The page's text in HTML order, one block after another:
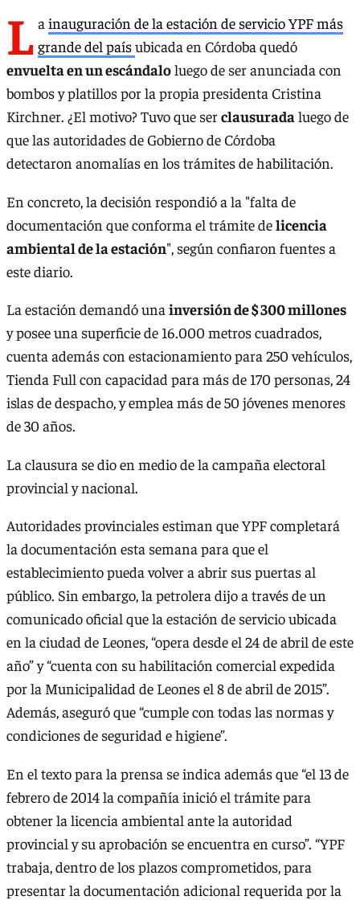
L a inauguración de la estación de servicio YPF más
grande del paísubicada en Córdoba quedó
envuelta en un escándaloluego de ser anunciada con
bombos y platillos por la propia presidenta Cristina
Kirchner. ¿El motivo? Tuvo que serclausuradaluego de
que las autoridades de Gobierno de Córdoba
detectaron anomalías en los trámites de habilitación.
En concreto, la decisión respondió a la "falta de
documentación que conforma el trámite delicencia
ambiental de la estación", según confiaron fuentes a
este diario.
La estación demandó una inversión de $ 300 millones
y posee una superficie de 16.000 metros cuadrados,
cuenta además con estacionamiento para 250 vehículos,
Tienda Full con capacidad para más de 170 personas, 24
islas de despacho, y emplea más de 50 jóvenes menores
de 30 años.
La clausura se dio en medio de la campaña electoral
provincial y nacional.
Autoridades provinciales estiman que YPF completará
la documentación esta semana para que el
establecimiento pueda volver a abrir sus puertas al
público. Sin embargo, la petrolera dijo a través de un
comunicado oficial que la estación de servicio ubicada
en la ciudad de Leones, “opera desde el 24 de abril de este
año” y “cuenta con su habilitación comercial expedida
por la Municipalidad de Leones el 8 de abril de 2015”.
Además, aseguró que “cumple con todas las normas y
condiciones de seguridad e higiene”.
En el texto para la prensa se indica además que “el 13 de
febrero de 2014 la compañía inició el trámite para
obtener la licencia ambiental ante la autoridad
provincial y su aprobación se encuentra en curso”. “YPF
trabaja, dentro de los plazos comprometidos, para
presentar la documentación adicional requerida por la